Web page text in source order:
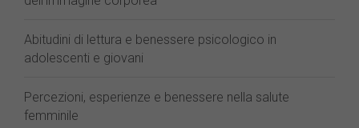
Abitudini di lettura e benessere psicologico in
adolescenti e giovani
Percezioni, esperienze e benessere nella salute
femminile